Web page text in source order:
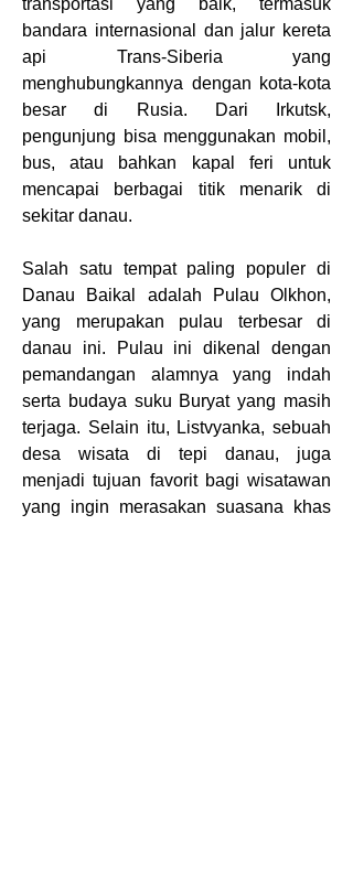
transportasi yang baik, termasuk
bandara internasional dan jalur kereta
api Trans-Siberia yang
menghubungkannya dengan kota-kota
besar di Rusia. Dari Irkutsk,
pengunjung bisa menggunakan mobil,
bus, atau bahkan kapal feri untuk
mencapai berbagai titik menarik di
sekitar danau.
Salah satu tempat paling populer di
Danau Baikal adalah Pulau Olkhon,
yang merupakan pulau terbesar di
danau ini. Pulau ini dikenal dengan
pemandangan alamnya yang indah
serta budaya suku Buryat yang masih
terjaga. Selain itu, Listvyanka, sebuah
desa wisata di tepi danau, juga
menjadi tujuan favorit bagi wisatawan
yang ingin merasakan suasana khas